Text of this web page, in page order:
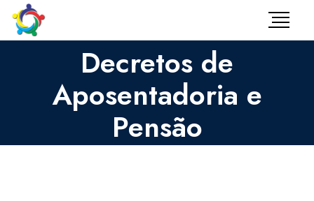
Decretos de
Aposentadoria e
Pensão